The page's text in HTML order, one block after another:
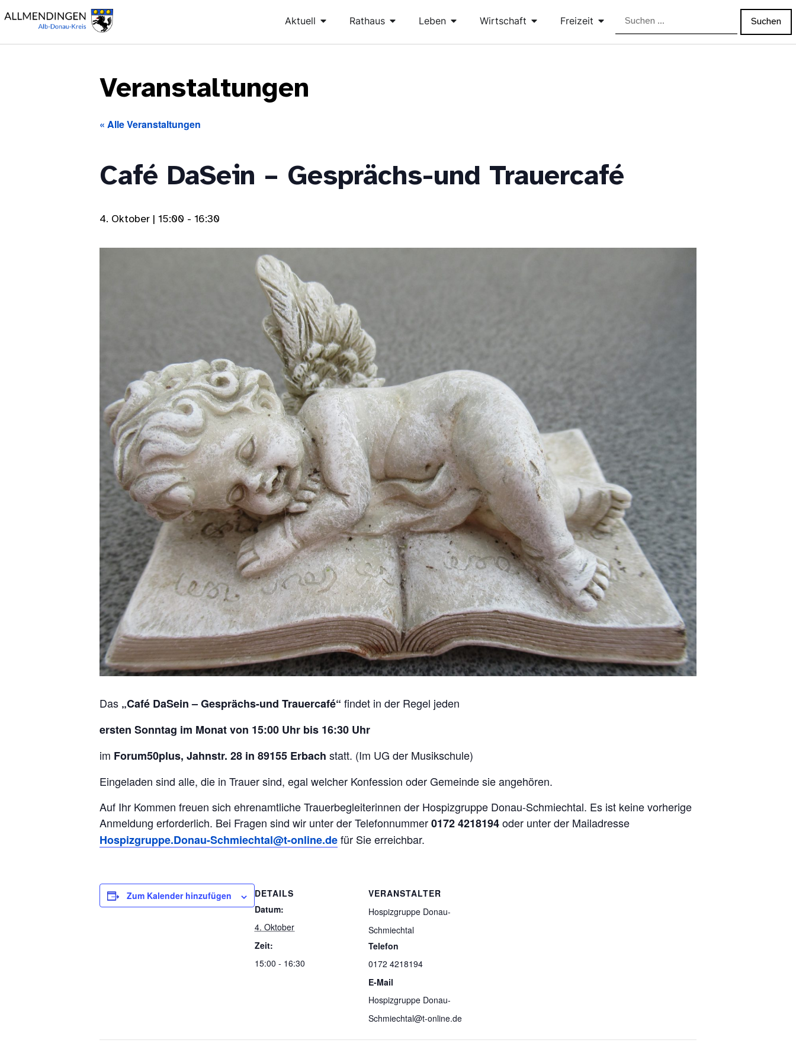
Aktuell Rathaus Leben Wirtschaft Freizeit
Veranstaltungen
« Alle Veranstaltungen
Café DaSein – Gesprächs-und Trauercafé
4. Oktober | 15:00 - 16:30
Das „Café DaSein – Gesprächs-und Trauercafé“ findet in der Regel jeden
ersten Sonntag im Monat von 15:00 Uhr bis 16:30 Uhr
im Forum50plus, Jahnstr. 28 in 89155 Erbach statt. (Im UG der Musikschule)
Eingeladen sind alle, die in Trauer sind, egal welcher Konfession oder Gemeinde sie angehören.
Auf Ihr Kommen freuen sich ehrenamtliche Trauerbegleiterinnen der Hospizgruppe Donau-Schmiechtal. Es ist keine vorherige
Anmeldung erforderlich. Bei Fragen sind wir unter der Telefonnummer0172 4218194oder unter der Mailadresse
Hospizgruppe.Donau-Schmiechtal@t-online.defür Sie erreichbar.
Zum Kalender hinzufügen
DETAILS
Datum:
4. Oktober
Zeit:
15:00 - 16:30
VERANSTALTER
Hospizgruppe Donau-
Schmiechtal
Telefon
0172 4218194
E-Mail
Hospizgruppe Donau-
Schmiechtal@t-online.de